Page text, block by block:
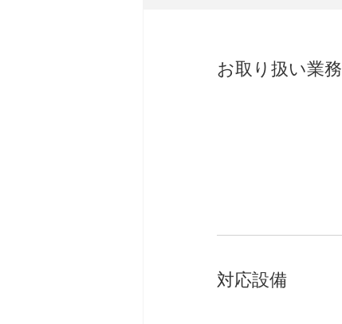
お取り扱い業務
対応設備